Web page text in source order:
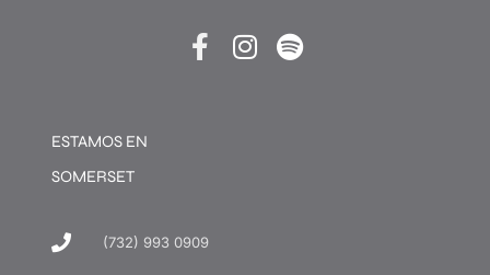
ESTAMOS EN
SOMERSET
(732) 993 0909